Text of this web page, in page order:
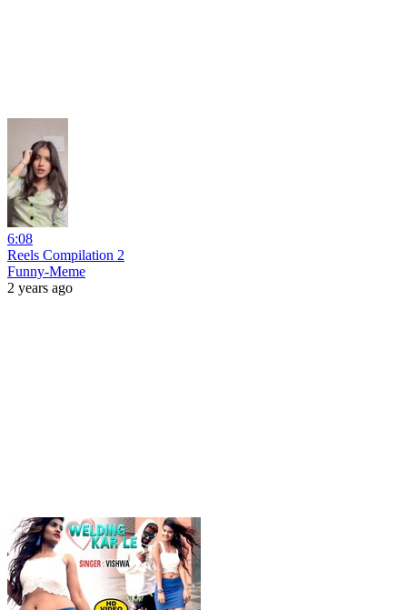
6:08
Reels Compilation 2
Funny-Meme
2 years ago